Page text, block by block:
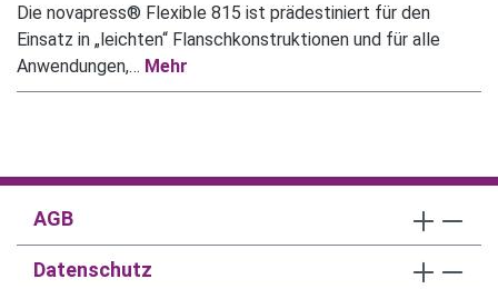
Die novapress® Flexible 815 ist prädestiniert für den
Einsatz in „leichten“ Flanschkonstruktionen und für alle
Anwendungen,… Mehr
AGB
Datenschutz